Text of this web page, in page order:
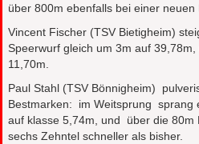
über 800m ebenfalls bei einer neuen
Vincent Fischer (TSV Bietigheim)
Speerwurf gleich um 3m auf
11,70m.
Paul Stahl (TSV Bönnigheim)
Bestmarken: im Weitsprung
auf klasse 5,74m, und über die
sechs Zehntel schneller als bisher.